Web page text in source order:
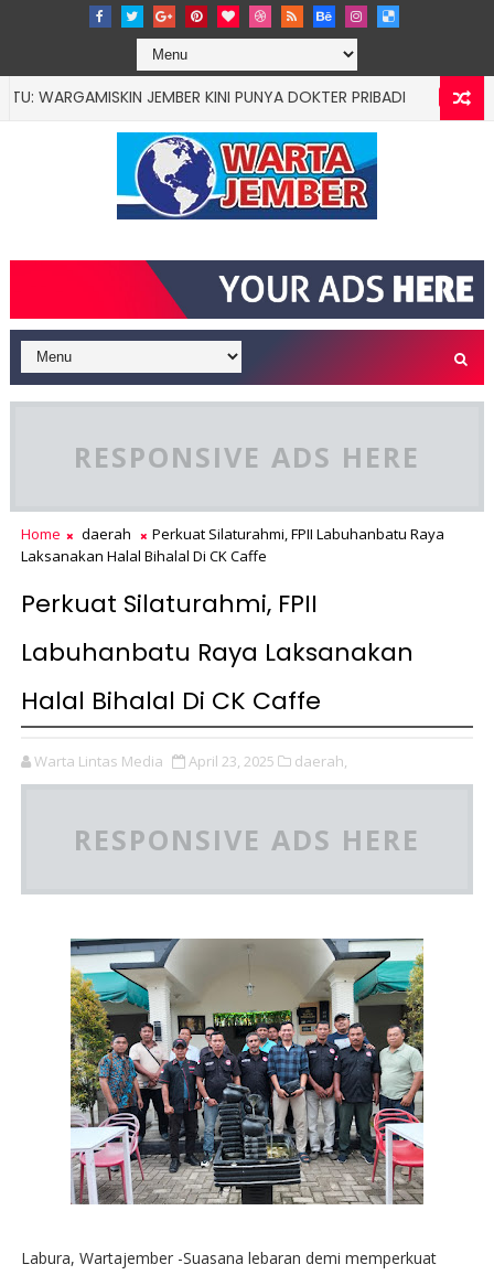
JEMBER KINI PUNYA DOKTER PRIBADI EDUCATION
RESPONSIVE ADS HERE
Home daerah
Perkuat Silaturahmi, FPII Labuhanbatu Raya
Laksanakan Halal Bihalal Di CK Caffe
Perkuat Silaturahmi, FPII
Labuhanbatu Raya Laksanakan
Halal Bihalal Di CK Caffe
Warta Lintas Media April 23, 2025 daerah,
RESPONSIVE ADS HERE
Labura, Wartajember -Suasana lebaran demi memperkuat